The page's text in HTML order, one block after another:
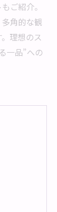
ご紹介。
角的な観
理想のス
一品”への